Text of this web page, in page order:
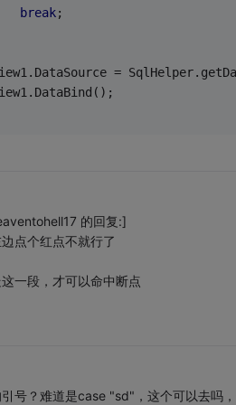
break;
=
的回复:]
点个红点不就行了
一段，才可以命中断点
号？难道是case "sd"，这个可以去吗